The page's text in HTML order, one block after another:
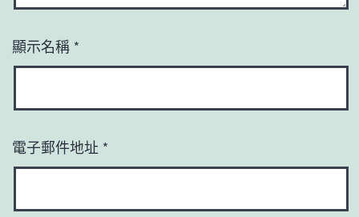
顯示名稱 *
電子郵件地址 *